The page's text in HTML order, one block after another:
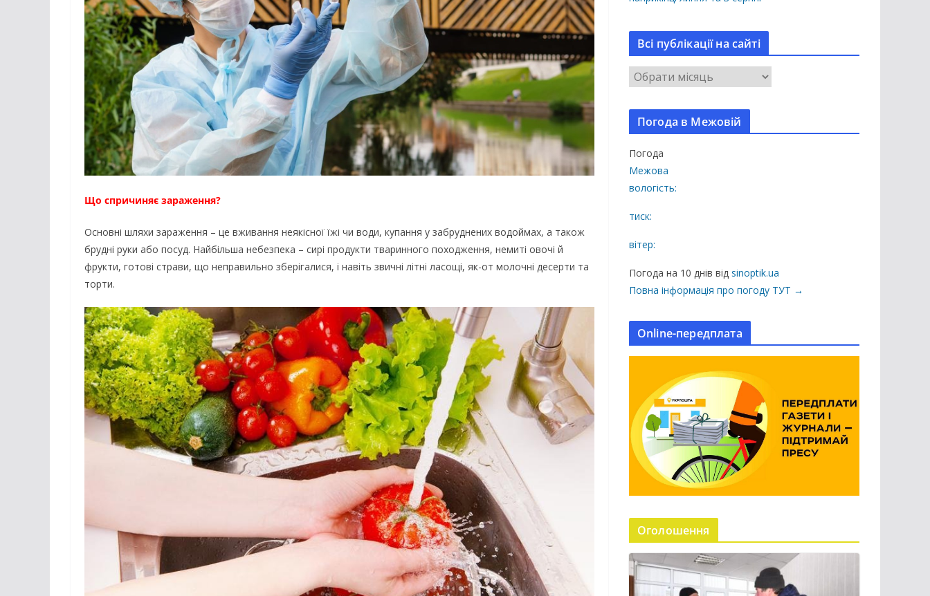
Що спричиняє зараження?
Основні шляхи зараження – це вживання неякісної їжі чи води, купання у забруднених водоймах, а також
брудні руки або посуд. Найбільша небезпека – сирі продукти тваринного походження, немиті овочі й
фрукти, готові страви, що неправильно зберігалися, і навіть звичні літні ласощі, як-от молочні десерти та
торти.
Всі публікації на сайті
В
с
і
б
л
і
к
ц
Погода в Межовій
Погода
Межова
вологість:
тиск:
вітер:
Погода на 10 днів від sinoptik.ua
Повна інформація про погоду ТУТ →
Online-передплата
Оголошення